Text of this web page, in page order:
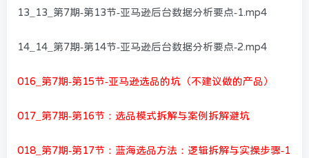
13_13_第7期-第13节-亚马逊后台数据分析要点-1.mp4
14_14_第7期-第14节-亚马逊后台数据分析要点-2.mp4
016_第7期-第15节-亚马逊选品的坑（不建议做的产品）
017_第7期-第16节：选品模式拆解与案例拆解避坑
018_第7期-第17节：蓝海选品方法：逻辑拆解与实操步骤-1